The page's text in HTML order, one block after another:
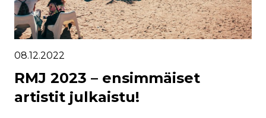
08.12.2022
RMJ 2023 – ensimmäiset
artistit julkaistu!